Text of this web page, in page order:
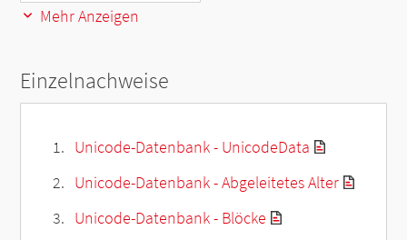
Mehr Anzeigen
Einzelnachweise
Unicode-Datenbank - UnicodeData
Unicode-Datenbank - Abgeleitetes Alter
Unicode-Datenbank - Blöcke